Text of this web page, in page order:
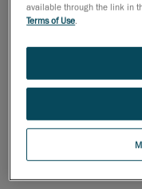
대량의
클라우드 포인
시스템
요소를 추출
available through the link in
Terms of Use.